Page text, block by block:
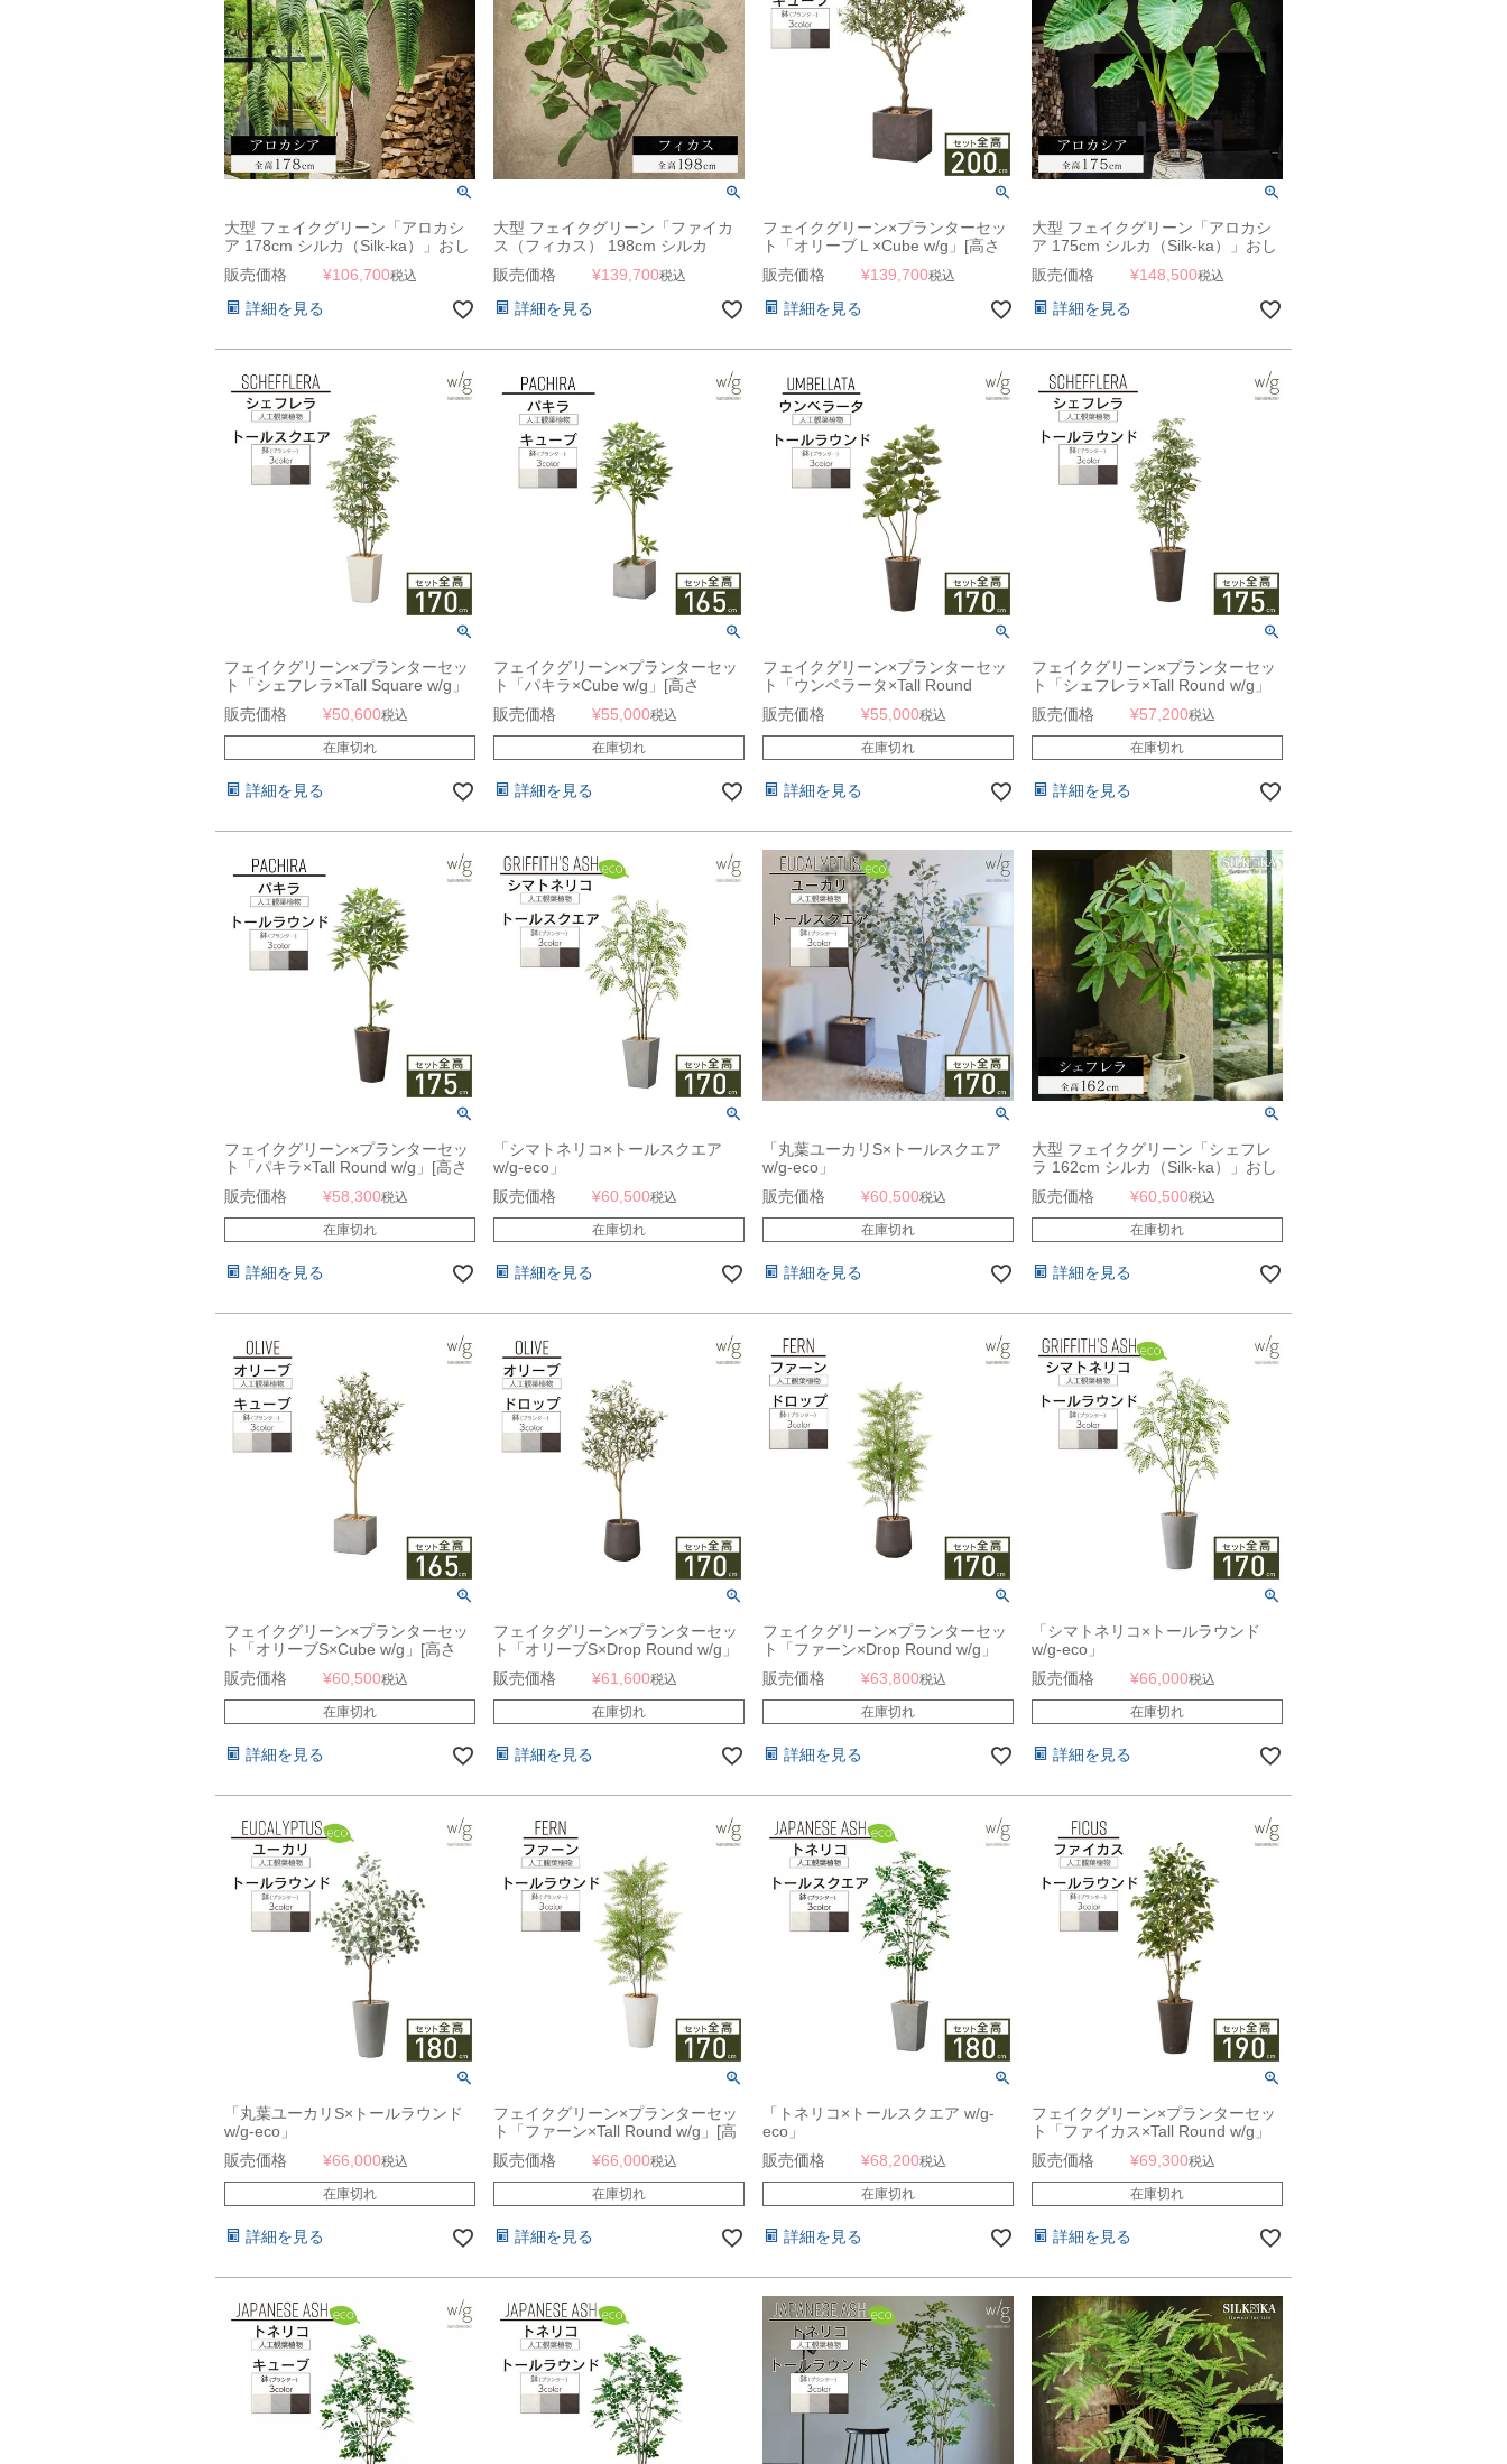
大型 フェイクグリーン「アロカシ
ア 178cm シルカ（Silk-ka）」おし
ゃれ リアル 人工観葉植物 草花 イ
ンテリアグリーン クワズイモ
販売価格 ¥106,700税込
詳細を見る
大型 フェイクグリーン「ファイカ
ス（フィカス） 198cm シルカ
（Silk-ka）」おしゃれ リアル 人工
観葉植物 樹木 インテリアグリーン
ゴムの木
販売価格 ¥139,700税込
詳細を見る
フェイクグリーン×プランターセッ
ト「オリーブＬ×Cube w/g」[高さ
200cm・人工樹木・人工観葉植物]
販売価格 ¥139,700税込
詳細を見る
大型 フェイクグリーン「アロカシ
ア 175cm シルカ（Silk-ka）」おし
ゃれ リアル 人工観葉植物 草花 イ
ンテリアグリーン クワズイモ
販売価格 ¥148,500税込
詳細を見る
フェイクグリーン×プランターセッ
ト「シェフレラ×Tall Square w/g」
[高さ170cm・人工樹木・人工観葉
植物]
販売価格 ¥50,600税込
在庫切れ
詳細を見る
フェイクグリーン×プランターセッ
ト「パキラ×Cube w/g」[高さ
165cm・人工樹木・人工観葉植物]
販売価格 ¥55,000税込
在庫切れ
詳細を見る
フェイクグリーン×プランターセッ
ト「ウンベラータ×Tall Round
w/g」[高さ170cm・人工樹木・人工
観葉植物]
販売価格 ¥55,000税込
在庫切れ
詳細を見る
フェイクグリーン×プランターセッ
ト「シェフレラ×Tall Round w/g」
[高さ175cm・人工樹木・人工観葉
植物]
販売価格 ¥57,200税込
在庫切れ
詳細を見る
フェイクグリーン×プランターセッ
ト「パキラ×Tall Round w/g」[高さ
175cm・人工樹木・人工観葉植物]
販売価格 ¥58,300税込
在庫切れ
詳細を見る
「シマトネリコ×トールスクエア
w/g-eco」
販売価格
¥60,500税込
在庫切れ
詳細を見る
「丸葉ユーカリS×トールスクエア
w/g-eco」
販売価格
¥60,500税込
在庫切れ
詳細を見る
大型 フェイクグリーン「シェフレ
ラ 162cm シルカ（Silk-ka）」おし
ゃれ リアル 人工観葉植物 樹木 イ
ンテリアグリーン カポック
販売価格 ¥60,500税込
在庫切れ
詳細を見る
フェイクグリーン×プランターセッ
ト「オリーブS×Cube w/g」[高さ
165cm・人工樹木・人工観葉植物]
販売価格 ¥60,500税込
在庫切れ
詳細を見る
フェイクグリーン×プランターセッ
ト「オリーブS×Drop Round w/g」
[高さ170cm・人工樹木・人工観葉
植物]
販売価格 ¥61,600税込
在庫切れ
詳細を見る
フェイクグリーン×プランターセッ
ト「ファーン×Drop Round w/g」
[高さ170cm・人工樹木・人工観葉
植物]
販売価格 ¥63,800税込
在庫切れ
詳細を見る
「シマトネリコ×トールラウンド
w/g-eco」
販売価格
¥66,000税込
在庫切れ
詳細を見る
「丸葉ユーカリS×トールラウンド
w/g-eco」
販売価格
¥66,000税込
在庫切れ
詳細を見る
フェイクグリーン×プランターセッ
ト「ファーン×Tall Round w/g」[高
さ170cm・人工樹木・人工観葉植
物]
販売価格 ¥66,000税込
在庫切れ
詳細を見る
「トネリコ×トールスクエア w/g-
eco」
販売価格
¥68,200税込
在庫切れ
詳細を見る
フェイクグリーン×プランターセッ
ト「ファイカス×Tall Round w/g」
[高さ190cm・人工樹木・人工観葉
植物] フィカス
販売価格 ¥69,300税込
在庫切れ
詳細を見る